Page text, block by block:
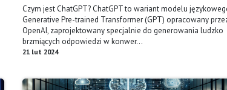
Czym jest ChatGPT? ChatGPT to wariant modelu
Generative Pre-trained Transformer (GPT) opracowany
OpenAI, zaprojektowany specjalnie do generowania ludzko
brzmiących odpowiedzi w konwer...
21 lut 2024